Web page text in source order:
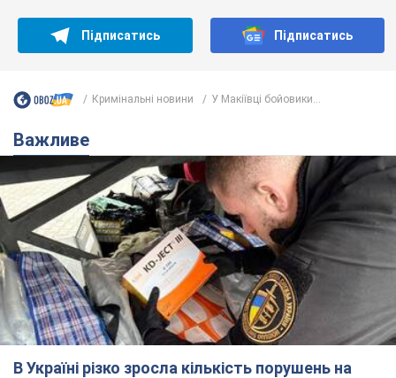
Підписатись Підписатись
Кримінальні новини У Макіївці бойовики...
Важливе
В Україні різко зросла кількість порушень на